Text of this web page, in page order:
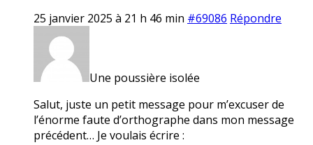
25 janvier 2025 à 21 h 46 min #69086 Répondre
Une poussière isolée
Salut, juste un petit message pour m’excuser de
l’énorme faute d’orthographe dans mon message
précédent… Je voulais écrire :